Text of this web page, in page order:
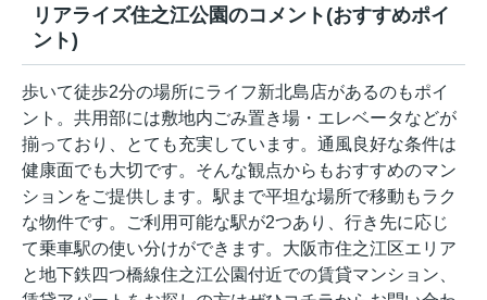
リアライズ住之江公園のコメント(おすすめポイ
ント)
歩いて徒歩2分の場所にライフ新北島店があるのもポイ
ント。共用部には敷地内ごみ置き場・エレベータなどが
揃っており、とても充実しています。通風良好な条件は
健康面でも大切です。そんな観点からもおすすめのマン
ションをご提供します。駅まで平坦な場所で移動もラク
な物件です。ご利用可能な駅が2つあり、行き先に応じ
て乗車駅の使い分けができます。大阪市住之江区エリア
と地下鉄四つ橋線住之江公園付近での賃貸マンション、